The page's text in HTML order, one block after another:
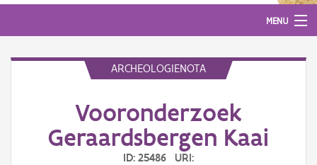
MENU
ARCHEOLOGIENOTA
Vooronderzoek
Geraardsbergen Kaai
ID: 25486 URI: